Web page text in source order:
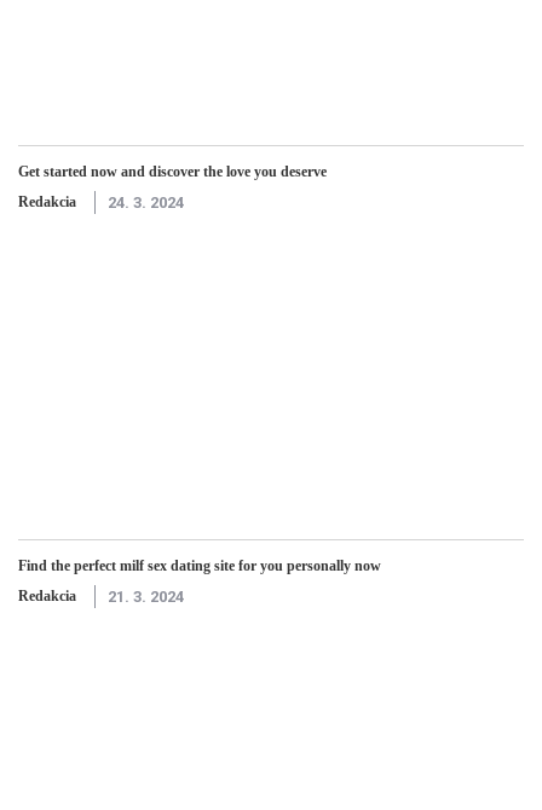
Get started now and discover the love you deserve
Redakcia
24. 3. 2024
Find the perfect milf sex dating site for you personally now
Redakcia
21. 3. 2024